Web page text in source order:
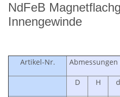
NdFeB
Innengewinde
Artikel-Nr.
D H d